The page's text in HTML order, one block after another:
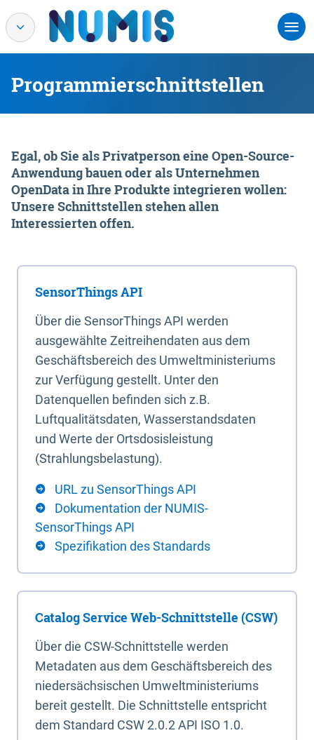
Programmierschnittstellen
Egal, ob Sie als Privatperson eine Open-Source-
Anwendung bauen oder als Unternehmen
OpenData in Ihre Produkte integrieren wollen:
Unsere Schnittstellen stehen allen
Interessierten offen.
SensorThings API
Über die SensorThings API werden
ausgewählte Zeitreihendaten aus dem
Geschäftsbereich des Umweltministeriums
zur Verfügung gestellt. Unter den
Datenquellen befinden sich z.B.
Luftqualitätsdaten, Wasserstandsdaten
und Werte der Ortsdosisleistung
(Strahlungsbelastung).
URL zu SensorThings API
Dokumentation der NUMIS-
SensorThings API
Spezifikation des Standards
Catalog Service Web-Schnittstelle (CSW)
Über die CSW-Schnittstelle werden
Metadaten aus dem Geschäftsbereich des
niedersächsischen Umweltministeriums
bereit gestellt. Die Schnittstelle entspricht
dem Standard CSW 2.0.2 API ISO 1.0.